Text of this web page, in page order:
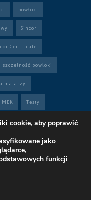
powłoki
Sincor
Certificate
szczelność powłoki
malarzy
Testy
Shore
projektowe
cookie, aby poprawić
jako
funkcji